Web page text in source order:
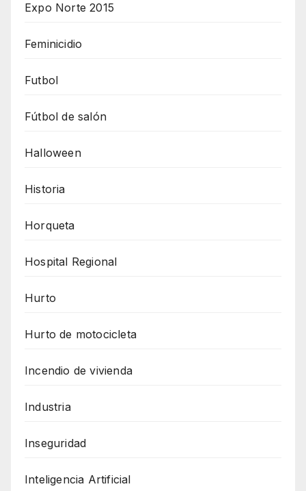
Expo Norte 2015
Feminicidio
Futbol
Fútbol de salón
Halloween
Historia
Horqueta
Hospital Regional
Hurto
Hurto de motocicleta
Incendio de vivienda
Industria
Inseguridad
Inteligencia Artificial